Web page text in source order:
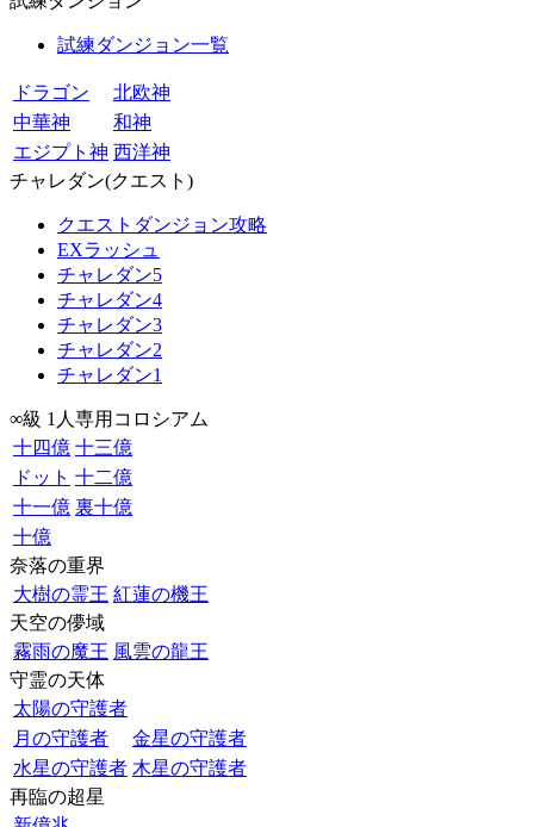
試練ダンジョン一覧
ドラゴン
北欧神
中華神
和神
エジプト神 西洋神
チャレダン(クエスト)
クエストダンジョン攻略
EXラッシュ
チャレダン5
チャレダン4
チャレダン3
チャレダン2
チャレダン1
∞級 1人専用コロシアム
十四億 十三億
ドット 十二億
十一億 裏十億
十億
奈落の重界
大樹の霊王 紅蓮の機王
天空の儚域
霧雨の魔王 風雲の龍王
守霊の天体
太陽の守護者
月の守護者
金星の守護者
水星の守護者 木星の守護者
再臨の超星